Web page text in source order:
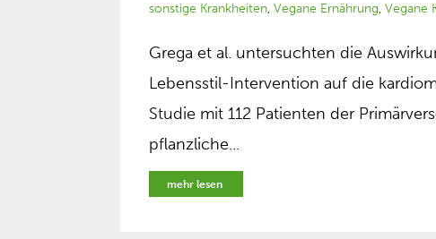
sonstige Krankheiten,Vegane Ernährung,Vegane
Grega et al. untersuchten die
Lebensstil-Intervention auf die
Studie mit 112 Patienten der
pflanzliche...
mehr lesen